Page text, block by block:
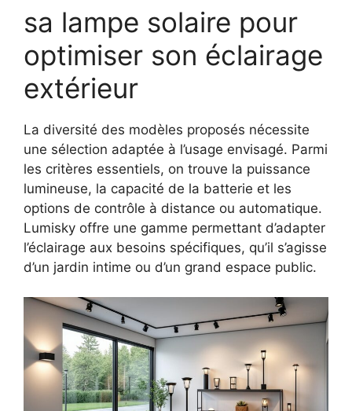
sa lampe solaire pour
optimiser son éclairage
extérieur
La diversité des modèles proposés nécessite
une sélection adaptée à l’usage envisagé. Parmi
les critères essentiels, on trouve la puissance
lumineuse, la capacité de la batterie et les
options de contrôle à distance ou automatique.
Lumisky offre une gamme permettant d’adapter
l’éclairage aux besoins spécifiques, qu’il s’agisse
d’un jardin intime ou d’un grand espace public.